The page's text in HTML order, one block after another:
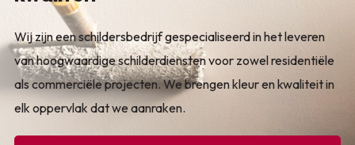
Wij zijn een schildersbedrijf gespecialiseerd in het leveren
van hoogwaardige schilderdiensten voor zowel residentiële
als commerciële projecten. We brengen kleur en kwaliteit in
elk oppervlak dat we aanraken.